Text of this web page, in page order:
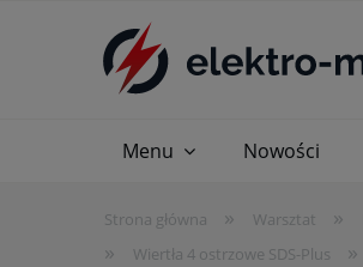
Menu Nowości
Strona główna » Warsztat »
» Wiertła 4 ostrzowe SDS-Plus »